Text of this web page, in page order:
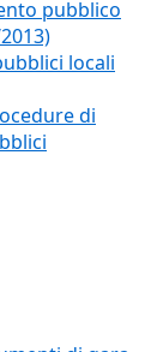
pubblico
locali
di